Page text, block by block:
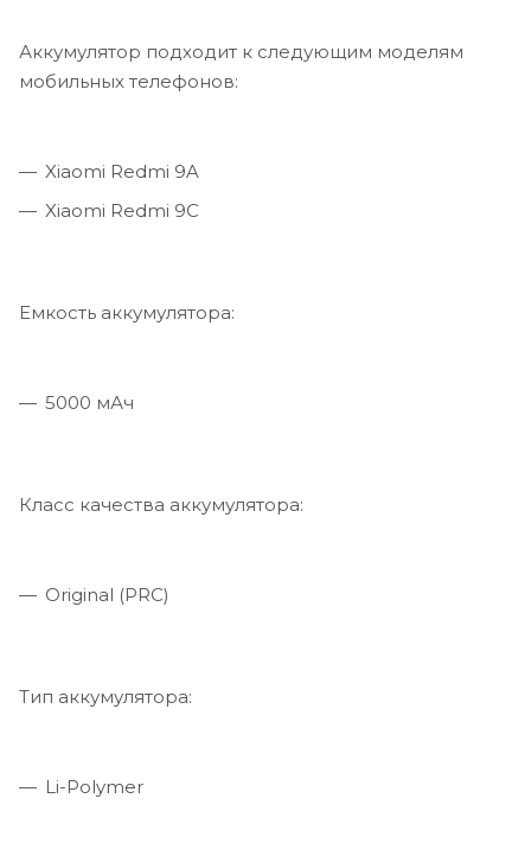
Аккумулятор подходит к следующим моделям
мобильных телефонов:
Xiaomi Redmi 9A
Xiaomi Redmi 9C
Емкость аккумулятора:
5000 мАч
Класс качества аккумулятора:
Original (PRC)
Тип аккумулятора:
Li-Polymer